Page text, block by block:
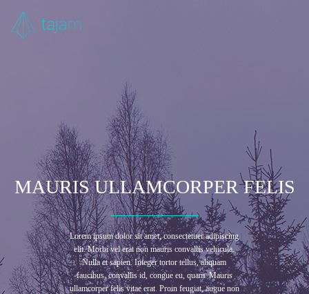
MAURIS ULLAMCORPER FELIS
Lorem ipsum dolor sit amet, consectetuer adipiscing
elit. Morbi vel erat non mauris convallis vehicula.
Nulla et sapien. Integer tortor tellus, aliquam
faucibus, convallis id, congue eu, quam. Mauris
ullamcorper felis vitae erat. Proin feugiat, augue non